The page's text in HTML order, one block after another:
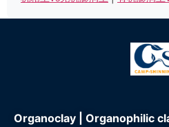
Organoclay | Organophilic